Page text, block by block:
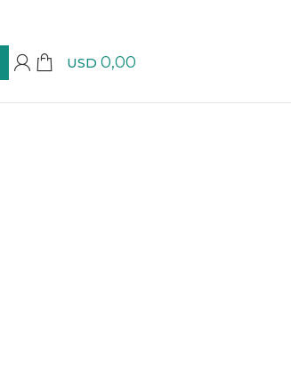
USD 0,00